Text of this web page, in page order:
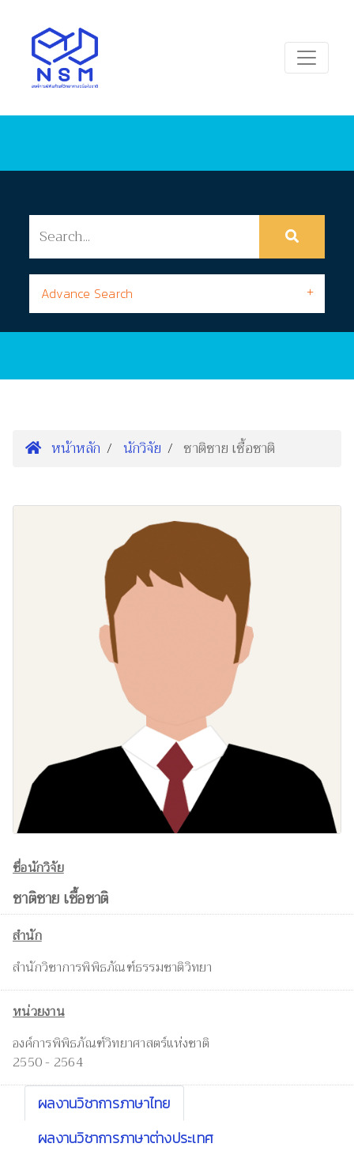
Advance Search
หน้าหลัก นักวิจัย ชาติชาย เชื้อชาติ
ชื่อนักวิจัย
ชาติชาย เชื้อชาติ
สำนัก
สำนักวิชาการพิพิธภัณฑ์ธรรมชาติวิทยา
หน่วยงาน
องค์การพิพิธภัณฑ์วิทยาศาสตร์แห่งชาติ
2550 - 2564
ผลงานวิชาการภาษาไทย
ผลงานวิชาการภาษาต่างประเทศ